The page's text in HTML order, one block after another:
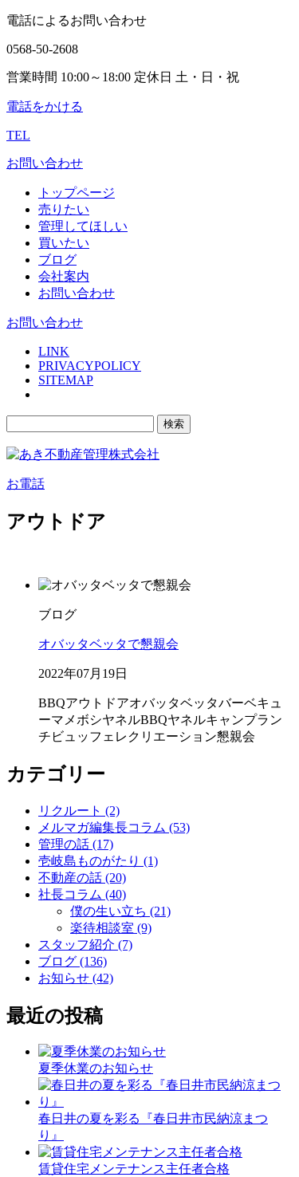
電話によるお問い合わせ
0568-50-2608
営業時間 10:00～18:00 定休日 土・日・祝
電話をかける
TEL
お問い合わせ
トップページ
売りたい
管理してほしい
買いたい
ブログ
会社案内
お問い合わせ
お問い合わせ
LINK
PRIVACYPOLICY
SITEMAP
お電話
アウトドア
ブログ
オバッタベッタで懇親会
2022年07月19日
BBQアウトドアオバッタベッタバーベキュ
ーマメボシヤネルBBQヤネルキャンプラン
チビュッフェ レクリエーション懇親会
カテゴリー
リクルート (2)
メルマガ編集長コラム (53)
管理の話 (17)
壱岐島ものがたり (1)
不動産の話 (20)
社長コラム (40)
僕の生い立ち (21)
楽待相談室 (9)
スタッフ紹介 (7)
ブログ (136)
お知らせ (42)
最近の投稿
夏季休業のお知らせ
春日井の夏を彩る『春日井市民納涼まつ
り』
賃貸住宅メンテナンス主任者合格